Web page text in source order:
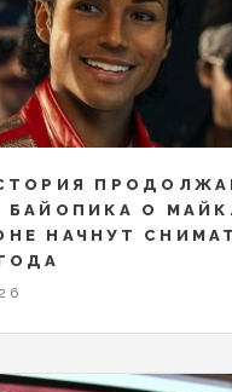
БАЙОПИКА О
НАЧНУТ